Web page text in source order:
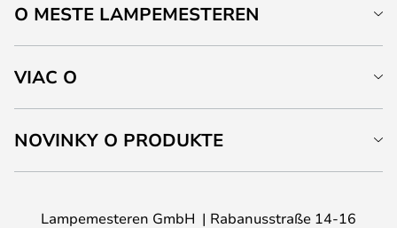
O MESTE LAMPEMESTEREN
VIAC O
NOVINKY O PRODUKTE
Lampemesteren GmbH
Rabanusstraße 14-16